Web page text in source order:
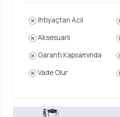
İhtiyaçtan Acil
Aksesuarlı
Garanti Kapsamında
Vade Olur